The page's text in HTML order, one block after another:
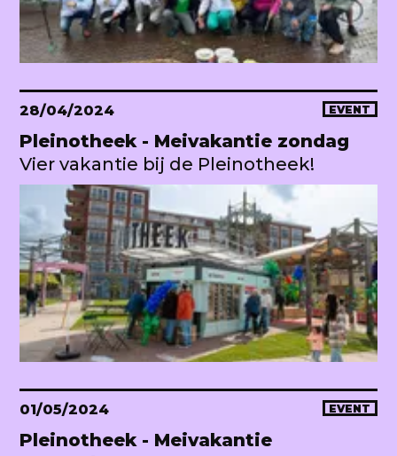
28/04/2024 EVENT
Pleinotheek - Meivakantie zondag
Vier vakantie bij de Pleinotheek!
01/05/2024 EVENT
Pleinotheek - Meivakantie